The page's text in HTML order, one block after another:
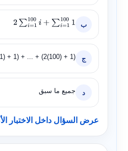
ب 2 ∑i=1100 i+∑i=11001
ج + 1) + ... + (2(100) + 1)
د جميع ما سبق
عرض السؤال داخل الاختبار